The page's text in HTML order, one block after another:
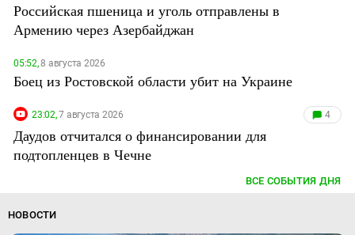
Российская пшеница и уголь отправлены в
Армению через Азербайджан
05:52,8 августа 2026
Боец из Ростовской области убит на Украине
23:02,7 августа 2026 4
Даудов отчитался о финансировании для
подтопленцев в Чечне
ВСЕ СОБЫТИЯ ДНЯ
НОВОСТИ